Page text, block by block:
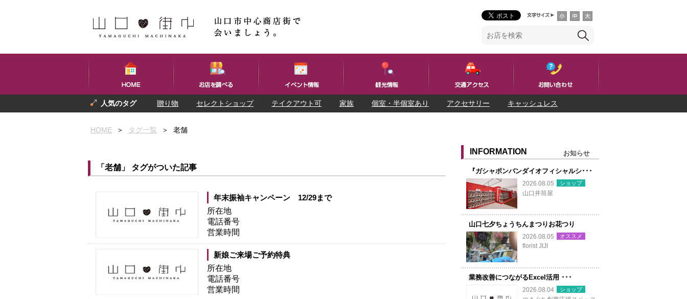
贈り物 セレクトショップ テイクアウト可 家族 個室・半個室あり アクセサリー キャッシュレス
HOME
＞ タグ一覧 ＞ 老舗
INFORMATION お知らせ
『ガシャポンバンダイオフィシャルシ･･･
2026.08.05
ショップ
山口井筒屋
山口七夕ちょうちんまつりお花つり
2026.08.05
オススメ
florist JIJI
業務改善につながるExcel活用 ･･･
2026.08.04
ショップ
「老舗」 タグがついた記事
年末振袖キャンペーン 12/29まで
所在地
電話番号
営業時間
新娘ご来場ご予約特典
所在地
電話番号
営業時間